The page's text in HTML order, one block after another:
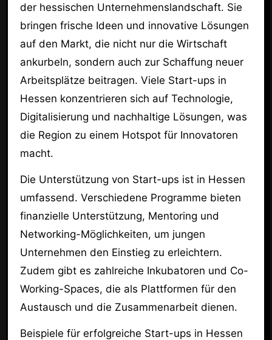
der hessischen Unternehmenslandschaft. Sie
bringen frische Ideen und innovative Lösungen
auf den Markt, die nicht nur die Wirtschaft
ankurbeln, sondern auch zur Schaffung neuer
Arbeitsplätze beitragen. Viele Start-ups in
Hessen konzentrieren sich auf Technologie,
Digitalisierung und nachhaltige Lösungen, was
die Region zu einem Hotspot für Innovatoren
macht.
Die Unterstützung von Start-ups ist in Hessen
umfassend. Verschiedene Programme bieten
finanzielle Unterstützung, Mentoring und
Networking-Möglichkeiten, um jungen
Unternehmen den Einstieg zu erleichtern.
Zudem gibt es zahlreiche Inkubatoren und Co-
Working-Spaces, die als Plattformen für den
Austausch und die Zusammenarbeit dienen.
Beispiele für erfolgreiche Start-ups in Hessen